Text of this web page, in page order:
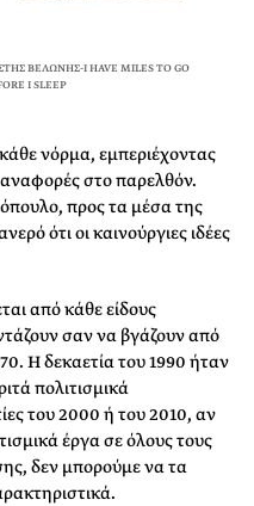
ΒΕΛΩΝΗΣ-I HAVE MILES TO GO
I SLEEP
νόρμα, εμπεριέχοντας
στο παρελθόν.
προς τα μέσα της
ότι οι καινούργιες ιδέες
από κάθε είδους
σαν να βγάζουν από
Η δεκαετία του 1990 ήταν
πολιτισμικά
του 2000 ή του 2010, αν
έργα σε όλους τους
δεν μπορούμε να τα